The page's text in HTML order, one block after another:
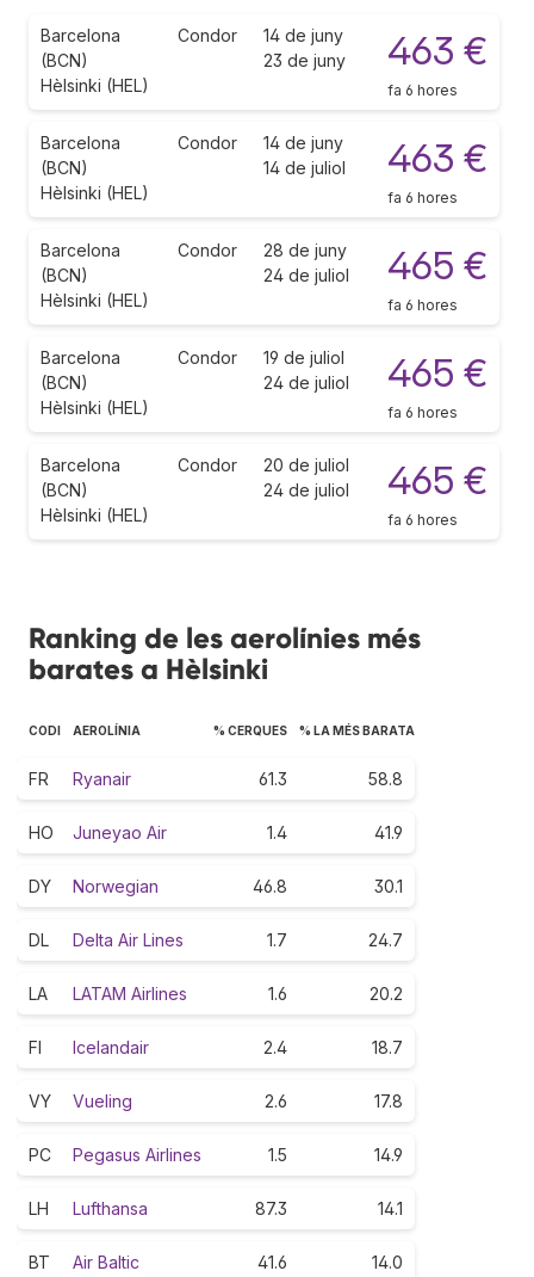
Barcelona
(BCN)
Hèlsinki (HEL)
Condor
14 de juny
23 de juny
463 €
fa 6 hores
Barcelona
(BCN)
Hèlsinki (HEL)
Condor
14 de juny
14 de juliol
463 €
fa 6 hores
Barcelona
(BCN)
Hèlsinki (HEL)
Condor
28 de juny
24 de juliol
465 €
fa 6 hores
Barcelona
(BCN)
Hèlsinki (HEL)
Condor
19 de juliol
24 de juliol
465 €
fa 6 hores
Barcelona
(BCN)
Hèlsinki (HEL)
Condor
20 de juliol
24 de juliol
465 €
fa 6 hores
Ranking de les aerolínies més
barates a Hèlsinki
CODI AEROLÍNIA % CERQUES % LA MÉS BARATA
FR Ryanair 61.3 58.8
HO Juneyao Air 1.4 41.9
DY Norwegian 46.8 30.1
DL Delta Air Lines 1.7 24.7
LA LATAM Airlines 1.6 20.2
FI Icelandair 2.4 18.7
VY Vueling 2.6 17.8
PC Pegasus Airlines 1.5 14.9
LH Lufthansa 87.3 14.1
BT Air Baltic 41.6 14.0